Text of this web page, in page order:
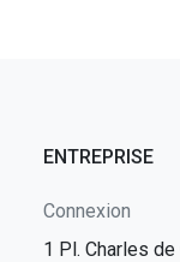
ENTREPRISE
Connexion
1 Pl. Charles de